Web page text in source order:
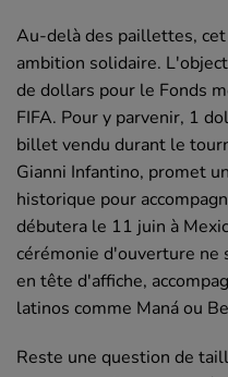
Au-delà des paillettes,
ambition solidaire.
de dollars pour le Fonds
FIFA. Pour y parvenir, 1
billet vendu durant le
Gianni Infantino, promet
historique pour
débutera le 11 juin à
cérémonie d'ouverture ne
en tête d'affiche,
latinos comme Maná ou
Reste une question de